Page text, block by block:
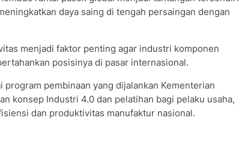
daya saing di tengah persaingan dengan
menjadi faktor penting agar industri komponen
posisinya di pasar internasional.
program pembinaan yang dijalankan Kementerian
konsep Industri 4.0 dan pelatihan bagi pelaku usaha,
dan produktivitas manufaktur nasional.